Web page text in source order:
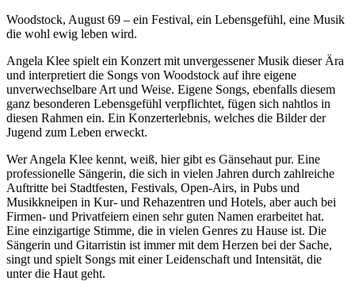
Woodstock, August 69 – ein Festival, ein Lebensgefühl, eine Musik
die wohl ewig leben wird.
Angela Klee spielt ein Konzert mit unvergessener Musik dieser Ära
und interpretiert die Songs von Woodstock auf ihre eigene
unverwechselbare Art und Weise. Eigene Songs, ebenfalls diesem
ganz besonderen Lebensgefühl verpflichtet, fügen sich nahtlos in
diesen Rahmen ein. Ein Konzerterlebnis, welches die Bilder der
Jugend zum Leben erweckt.
Wer Angela Klee kennt, weiß, hier gibt es Gänsehaut pur. Eine
professionelle Sängerin, die sich in vielen Jahren durch zahlreiche
Auftritte bei Stadtfesten, Festivals, Open-Airs, in Pubs und
Musikkneipen in Kur- und Rehazentren und Hotels, aber auch bei
Firmen- und Privatfeiern einen sehr guten Namen erarbeitet hat.
Eine einzigartige Stimme, die in vielen Genres zu Hause ist. Die
Sängerin und Gitarristin ist immer mit dem Herzen bei der Sache,
singt und spielt Songs mit einer Leidenschaft und Intensität, die
unter die Haut geht.